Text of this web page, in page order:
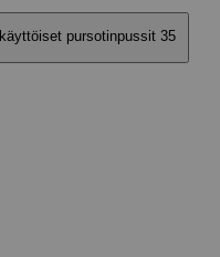
pursotinpussit 35